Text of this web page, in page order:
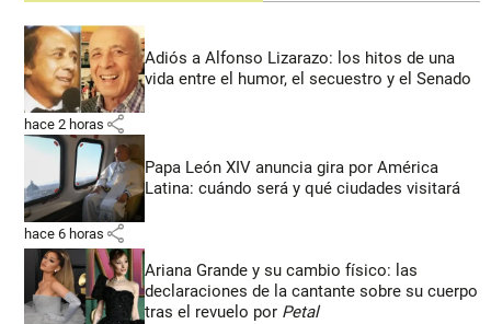
Adiós a Alfonso Lizarazo: los hitos de una
vida entre el humor, el secuestro y el Senado
hace 2 horas share
Papa León XIV anuncia gira por América
Latina: cuándo será y qué ciudades visitará
hace 6 horas share
Ariana Grande y su cambio físico: las
declaraciones de la cantante sobre su cuerpo
tras el revuelo por Petal